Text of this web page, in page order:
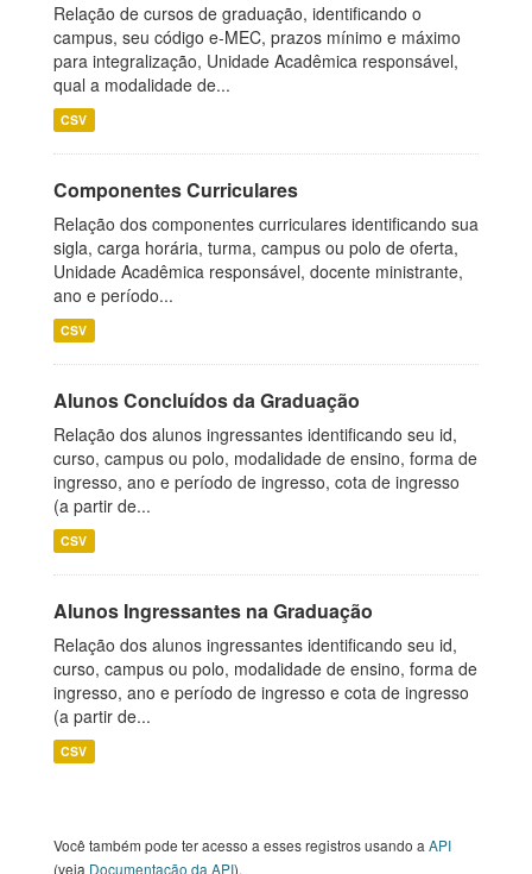
Relação de cursos de graduação, identificando o
campus, seu código e-MEC, prazos mínimo e máximo
para integralização, Unidade Acadêmica responsável,
qual a modalidade de...
CSV
Componentes Curriculares
Relação dos componentes curriculares identificando sua
sigla, carga horária, turma, campus ou polo de oferta,
Unidade Acadêmica responsável, docente ministrante,
ano e período...
CSV
Alunos Concluídos da Graduação
Relação dos alunos ingressantes identificando seu id,
curso, campus ou polo, modalidade de ensino, forma de
ingresso, ano e período de ingresso, cota de ingresso
(a partir de...
CSV
Alunos Ingressantes na Graduação
Relação dos alunos ingressantes identificando seu id,
curso, campus ou polo, modalidade de ensino, forma de
ingresso, ano e período de ingresso e cota de ingresso
(a partir de...
CSV
Você também pode ter acesso a esses registros usando a API
(veja Documentação da API).